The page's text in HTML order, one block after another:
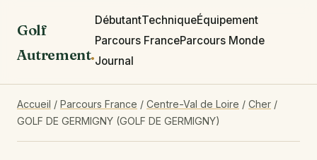
Golf
Autrement.
DébutantTechniqueÉquipement
Parcours FranceParcours Monde
Journal
Accueil / Parcours France / Centre-Val de Loire / Cher /
GOLF DE GERMIGNY (GOLF DE GERMIGNY)